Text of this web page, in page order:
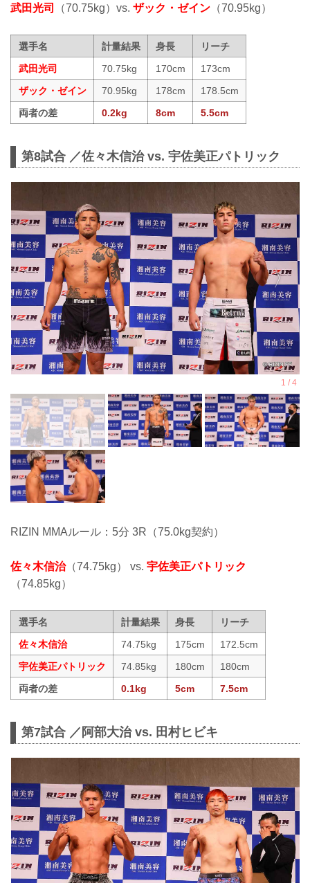
武田光司 （70.75kg）vs. ザック・ゼイン （70.95kg）
選手名 計量結果 身長
リーチ
武田光司
70.75kg 170cm
173cm
ザック・ゼイン
70.95kg 178cm
178.5cm
両者の差
0.2kg 8cm 5.5cm
第8試合 ／佐々木信治 vs. 宇佐美正パトリック
RIZIN MMAルール：5分 3R（75.0kg契約）
佐々木信治（74.75kg） vs. 宇佐美正パトリック
（74.85kg）
選手名 計量結果 身長
リーチ
佐々木信治
74.75kg 175cm
172.5cm
宇佐美正パトリック
74.85kg 180cm
180cm
両者の差
0.1kg 5cm 7.5cm
第7試合 ／阿部大治 vs. 田村ヒビキ